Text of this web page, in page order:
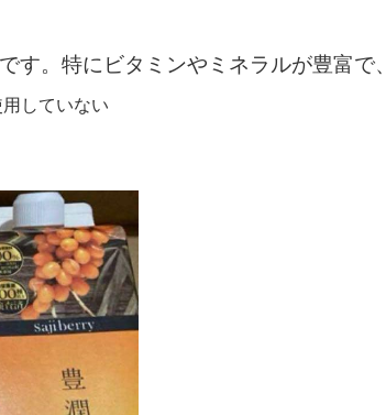
。特にビタミンやミネラルが豊富で
していない